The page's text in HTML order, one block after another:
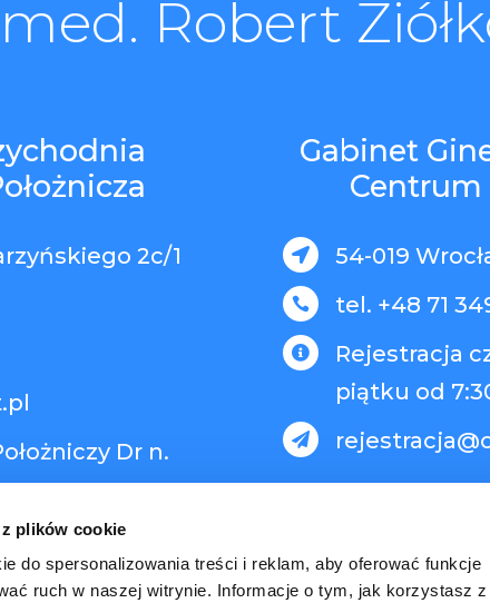
plików cookie
do spersonalizowania treści i reklam, aby oferować funkcje
ruch w naszej witrynie. Informacje o tym, jak korzystasz
Robert
2c/1
Dr n.
Gabinet
 54-019
 tel. +48 71

Rejestracja
piątku od
